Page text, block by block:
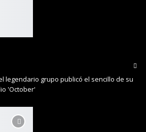
legendario grupo publicó el sencillo de su
'October'